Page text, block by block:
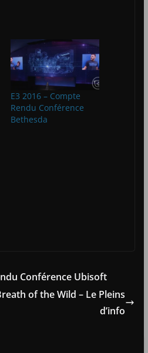
E3 2016 – Compte
Rendu Conférence
Bethesda
Conférence Ubisoft
of the Wild – Le Pleins
d’info